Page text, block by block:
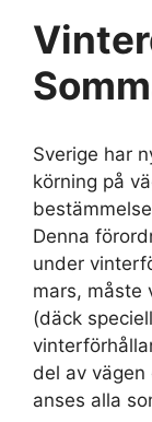
Sverige har
körning på
Denna
under
mars, måste
(däck
del av
anses alla